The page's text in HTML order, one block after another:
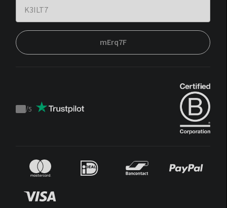
mErq7F
Trustpilot
/5